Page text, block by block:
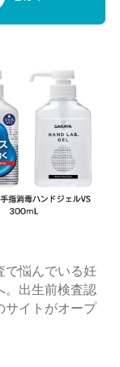
で悩んでいる妊
。出生前検査認
サイトがオープ